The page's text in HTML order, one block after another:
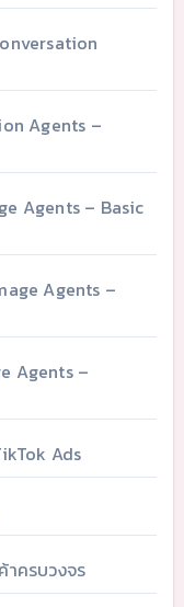
Agents –
Agents – Basic
Agents –
Agents –
Ads
าครบวงจร